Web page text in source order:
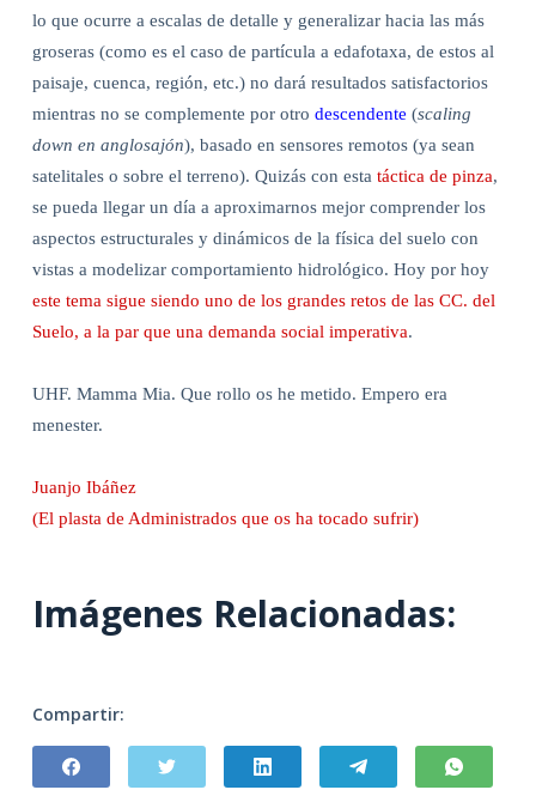
lo que ocurre a escalas de detalle y generalizar hacia las más
groseras (como es el caso de partícula a edafotaxa, de estos al
paisaje, cuenca, región, etc.) no dará resultados satisfactorios
mientras no se complemente por otro descendente (scaling
down en anglosajón), basado en sensores remotos (ya sean
satelitales o sobre el terreno). Quizás con esta táctica de pinza,
se pueda llegar un día a aproximarnos mejor comprender los
aspectos estructurales y dinámicos de la física del suelo con
vistas a modelizar comportamiento hidrológico. Hoy por hoy
este tema sigue siendo uno de los grandes retos de las CC. del
Suelo, a la par que una demanda social imperativa.
UHF. Mamma Mia. Que rollo os he metido. Empero era
menester.
Juanjo Ibáñez
(El plasta de Administrados que os ha tocado sufrir)
Imágenes Relacionadas:
Compartir: